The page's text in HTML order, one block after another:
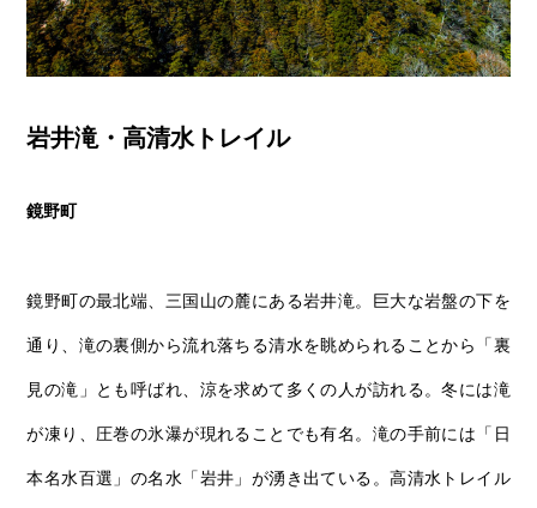
岩井滝・高清水トレイル
鏡野町
鏡野町の最北端、三国山の麓にある岩井滝。巨大な岩盤の下を
通り、滝の裏側から流れ落ちる清水を眺められることから「裏
見の滝」とも呼ばれ、涼を求めて多くの人が訪れる。冬には滝
が凍り、圧巻の氷瀑が現れることでも有名。滝の手前には「日
本名水百選」の名水「岩井」が湧き出ている。高清水トレイル